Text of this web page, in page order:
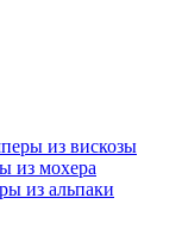
из вискозы
из мохера
из альпаки